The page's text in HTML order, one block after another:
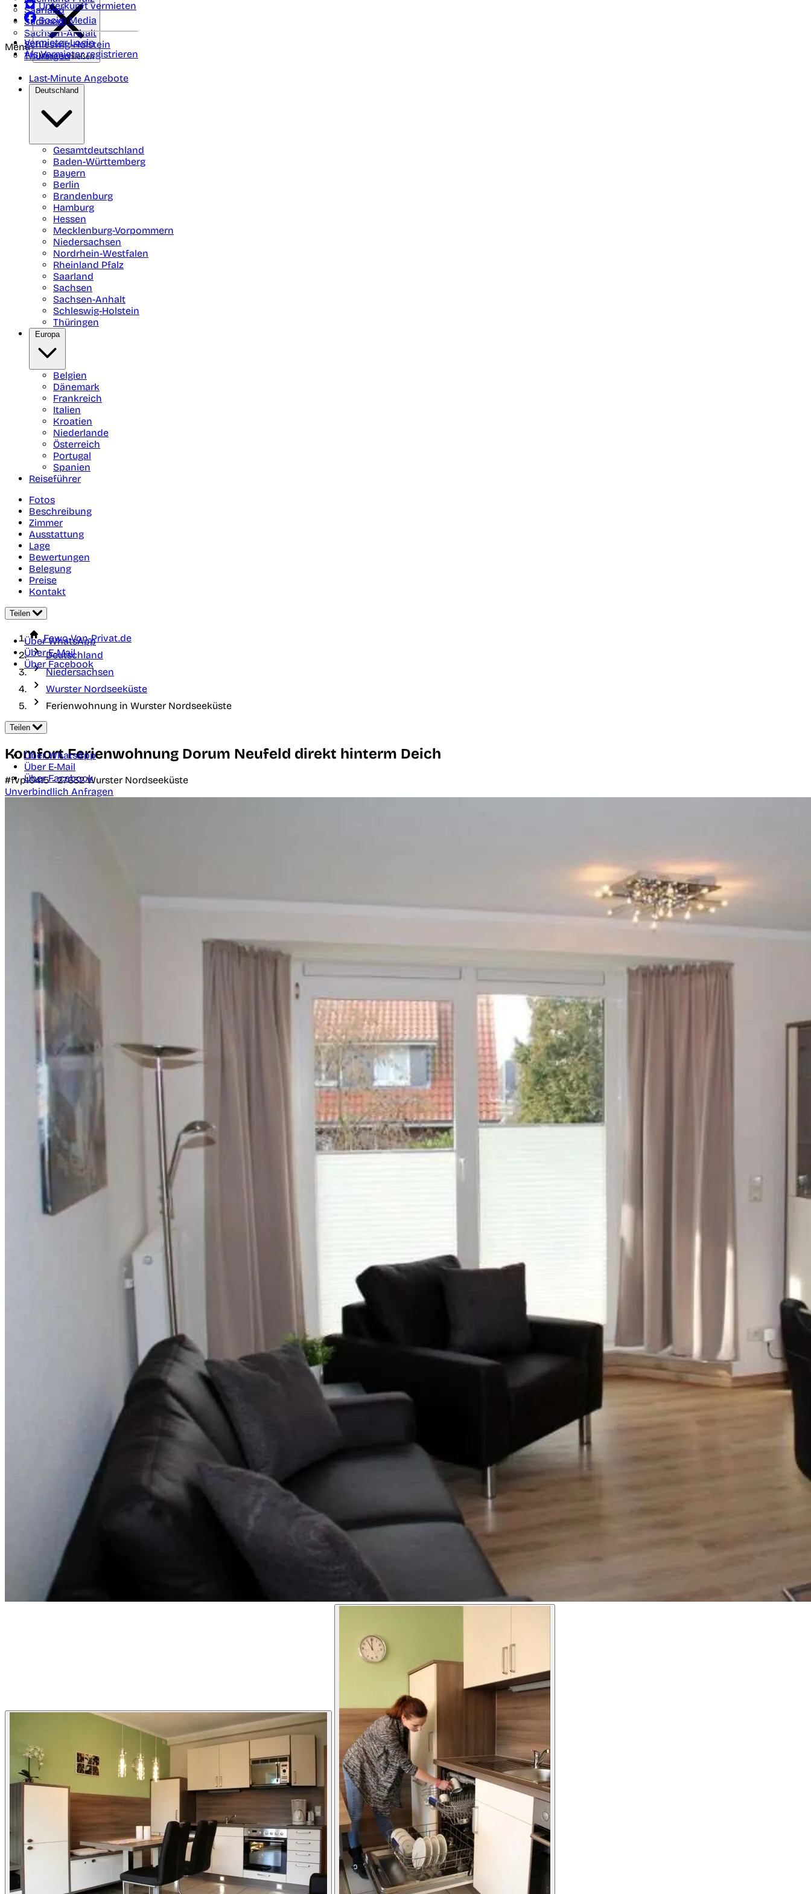
Saarland
Sachsen
Sachsen-Anhalt
Schleswig-Holstein
Thüringen
Unterkunft vermieten
Social Media
Vermieter-Login
Als Vermieter registrieren
Menü
Menü schließen
Last-Minute Angebote
Deutschland
Gesamtdeutschland
Baden-Württemberg
Bayern
Berlin
Brandenburg
Hamburg
Hessen
Mecklenburg-Vorpommern
Niedersachsen
Nordrhein-Westfalen
Rheinland Pfalz
Saarland
Sachsen
Sachsen-Anhalt
Schleswig-Holstein
Thüringen
Europa
Belgien
Dänemark
Frankreich
Italien
Kroatien
Niederlande
Österreich
Portugal
Spanien
Reiseführer
Fotos
Beschreibung
Zimmer
Ausstattung
Lage
Bewertungen
Belegung
Preise
Kontakt
Teilen
Über WhatsApp
Über E-Mail
Über Facebook
Fewo-Von-Privat.de
Deutschland
Niedersachsen
Wurster Nordseeküste
Ferienwohnung in Wurster Nordseeküste
Teilen
Über WhatsApp
Über E-Mail
Über Facebook
Komfort Ferienwohnung Dorum Neufeld direkt hinterm Deich
#fvp10415 -27632Wurster Nordseeküste
Unverbindlich Anfragen